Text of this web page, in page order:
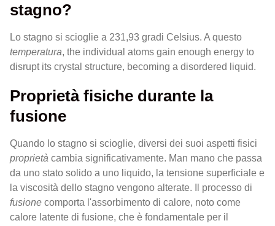
stagno?
Lo stagno si scioglie a 231,93 gradi Celsius. A questo
temperatura, the individual atoms gain enough energy to
disrupt its crystal structure, becoming a disordered liquid.
Proprietà fisiche durante la
fusione
Quando lo stagno si scioglie, diversi dei suoi aspetti fisici
proprietà cambia significativamente. Man mano che passa
da uno stato solido a uno liquido, la tensione superficiale e
la viscosità dello stagno vengono alterate. Il processo di
fusione comporta l'assorbimento di calore, noto come
calore latente di fusione, che è fondamentale per il